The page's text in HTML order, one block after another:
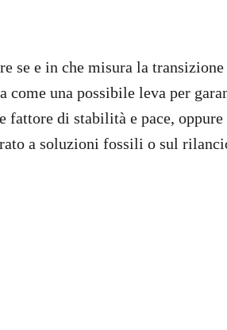
se e in che misura la transizione
una possibile leva per
fattore di stabilità e pace,
a soluzioni fossili o sul